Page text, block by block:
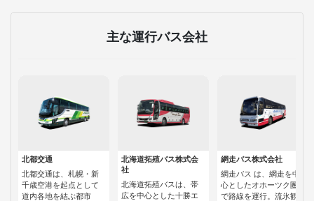
主な運行バス会社
北都交通
北都交通は、札幌・新
千歳空港を起点として
道内各地を結ぶ都市
北海道拓殖バス株式会
社
北海道拓殖バスは、帯
広を中心とした十勝エ
網走バス株式会社
網走バス は、網走を中
心としたオホーツク圏
で路線を運行。流氷観